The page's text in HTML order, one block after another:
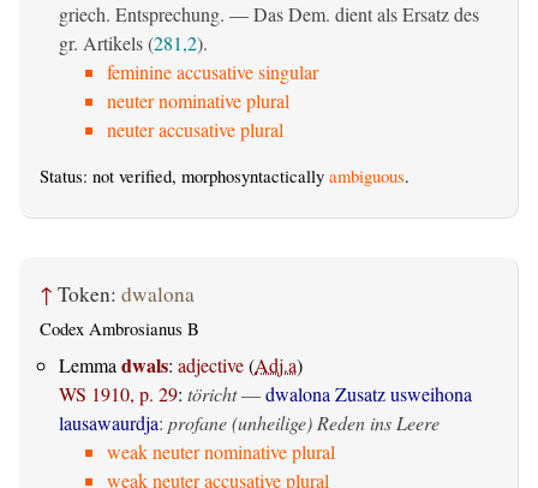
griech. Entsprechung. — Das Dem. dient als Ersatz des
gr. Artikels (281,2).
feminine accusative singular
neuter nominative plural
neuter accusative plural
Status: not verified, morphosyntactically ambiguous.
↑ Token: dwalona
Codex Ambrosianus B
Lemmadwals: adjective(Adj.a)
WS 1910, p. 29: töricht—dwalona Zusatz usweihona
lausawaurdja: profane (unheilige) Reden ins Leere
weak neuter nominative plural
weak neuter accusative plural